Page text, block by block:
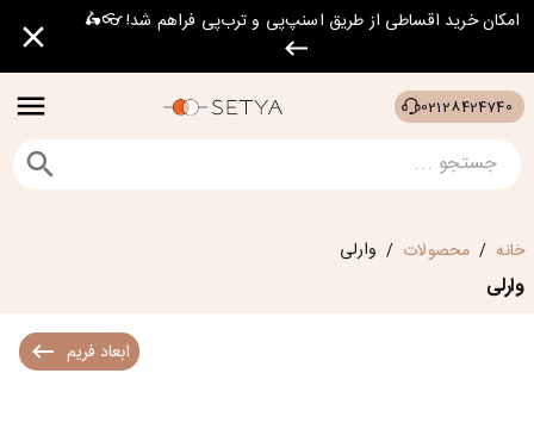
امکان خرید اقساطی از طریق اسنپ‌پی و ترب‌پی فراهم شد! 👓🛵
02128424740
خانه / محصولات / وارلی
وارلی
ابعاد فریم